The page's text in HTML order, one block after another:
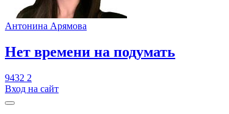
Антонина Арямова
​Нет времени на подумать
9432 2
Вход на сайт